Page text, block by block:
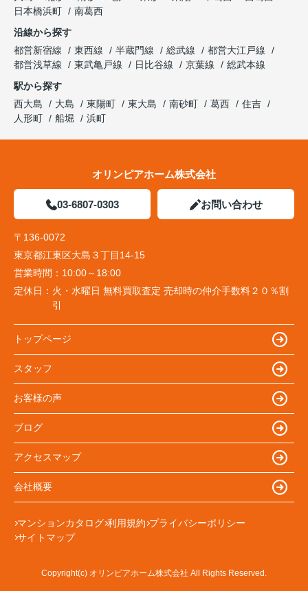
日本橋浜町
南葛西
沿線から探す
都営新宿線
東西線 半蔵門線 総武線
都営大江戸線
都営浅草線
東武亀戸線 日比谷線 京葉線
総武本線
駅から探す
西大島
大島 東陽町 東大島 南砂町 葛西
住吉
人形町
船堀 浜町
オリンピアホーム株式会社
03-6807-0303 お問い合わせ
〒136-0072
東京都江東区大島３丁目14-15
営業時間： 10:00～18:00
定休日： 火・水曜日 無料買取査定 売却時の仲介手数料２０％割
引
トップページ
スタッフ
お客様の声
ブログ
アクセスマップ
会社概要
マンションカタログ 利用規約 プライバシーポリシー
サイトマップ
Copyright(c) オリンピアホーム株式会社 All Rights Reserved.